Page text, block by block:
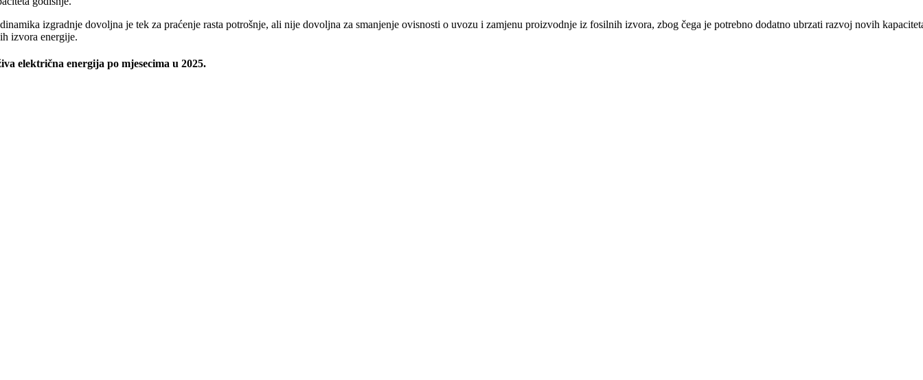
izgradnje dovoljna je tek za praćenje rasta potrošnje, ali nije dovoljna za smanjenje ovisnosti o uvozu i zamjenu proizvodnje iz fosilnih izvora, zbog čega je potrebno dodatno ubrzati razvoj novih
izvora energije.
električna energija po mjesecima u 2025.